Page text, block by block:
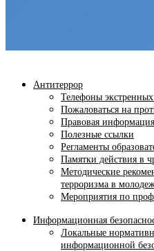
Антитеррор
Телефоны
Пожаловаться на
Правовая информация
Полезные ссылки
Регламенты
Памятки действия в
Методические
терроризма в
Мероприятия по
Информационная
Локальные
информационной